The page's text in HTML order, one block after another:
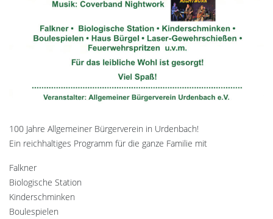
100 Jahre Allgemeiner Bürgerverein in Urdenbach!
Ein reichhaltiges Programm für die ganze Familie mit
Falkner
Biologische Station
Kinderschminken
Boulespielen